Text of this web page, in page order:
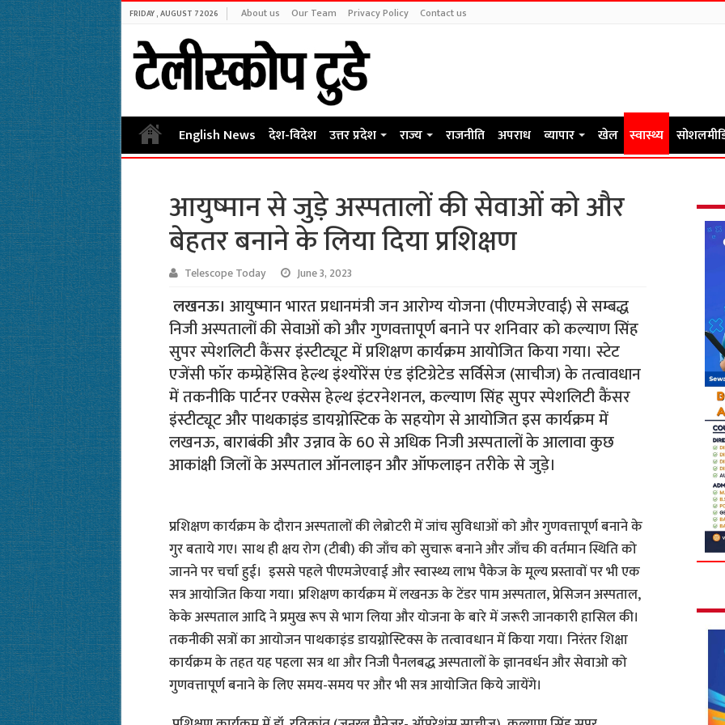
FRIDAY , AUGUST 7 2026 About us Our Team Privacy Policy Contact us
English News देश-विदेश उत्तर प्रदेश राज्य राजनीति अपराध व्यापार खेल स्वास्थ्य
आयुष्मान से जुड़े अस्पतालों की सेवाओं को और
बेहतर बनाने के लिया दिया प्रशिक्षण
Telescope Today June 3, 2023
लखनऊ। आयुष्मान भारत प्रधानमंत्री जन आरोग्य योजना (पीएमजेएवाई) से सम्बद्ध
निजी अस्पतालों की सेवाओं को और गुणवत्तापूर्ण बनाने पर शनिवार को कल्याण सिंह
सुपर स्पेशलिटी कैंसर इंस्टीट्यूट में प्रशिक्षण कार्यक्रम आयोजित किया गया। स्टेट
एजेंसी फॉर कम्प्रेहेंसिव हेल्थ इंश्योरेंस एंड इंटिग्रेटेड सर्विसेज (साचीज) के तत्वावधान
में तकनीकि पार्टनर एक्सेस हेल्थ इंटरनेशनल, कल्याण सिंह सुपर स्पेशलिटी कैंसर
इंस्टीट्यूट और पाथकाइंड डायग्नोस्टिक के सहयोग से आयोजित इस कार्यक्रम में
लखनऊ, बाराबंकी और उन्नाव के 60 से अधिक निजी अस्पतालों के आलावा कुछ
आकांक्षी जिलों के अस्पताल ऑनलाइन और ऑफलाइन तरीके से जुड़े।
प्रशिक्षण कार्यक्रम के दौरान अस्पतालों की लेब्रोटरी में जांच सुविधाओं को और गुणवत्तापूर्ण बनाने के
गुर बताये गए। साथ ही क्षय रोग (टीबी) की जाँच को सुचारू बनाने और जाँच की वर्तमान स्थिति को
जानने पर चर्चा हुई। इससे पहले पीएमजेएवाई और स्वास्थ्य लाभ पैकेज के मूल्य प्रस्तावों पर भी एक
सत्र आयोजित किया गया। प्रशिक्षण कार्यक्रम में लखनऊ के टेंडर पाम अस्पताल, प्रेसिजन अस्पताल,
केके अस्पताल आदि ने प्रमुख रूप से भाग लिया और योजना के बारे में जरूरी जानकारी हासिल की।
तकनीकी सत्रों का आयोजन पाथकाइंड डायग्नोस्टिक्स के तत्वावधान में किया गया। निरंतर शिक्षा
कार्यक्रम के तहत यह पहला सत्र था और निजी पैनलबद्ध अस्पतालों के ज्ञानवर्धन और सेवाओ को
गुणवत्तापूर्ण बनाने के लिए समय-समय पर और भी सत्र आयोजित किये जायेंगे।